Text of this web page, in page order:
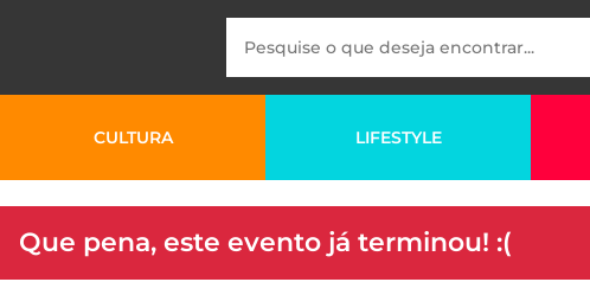
CULTURA LIFESTYLE
Que pena, este evento já terminou! :(